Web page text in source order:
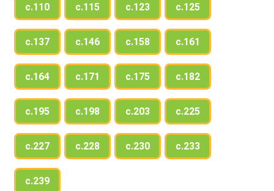
с.110 с.115 с.123 с.125
с.137 с.146 с.158 с.161
с.164 с.171 с.175 с.182
с.195 с.198 с.203 с.225
с.227 с.228 с.230 с.233
с.239